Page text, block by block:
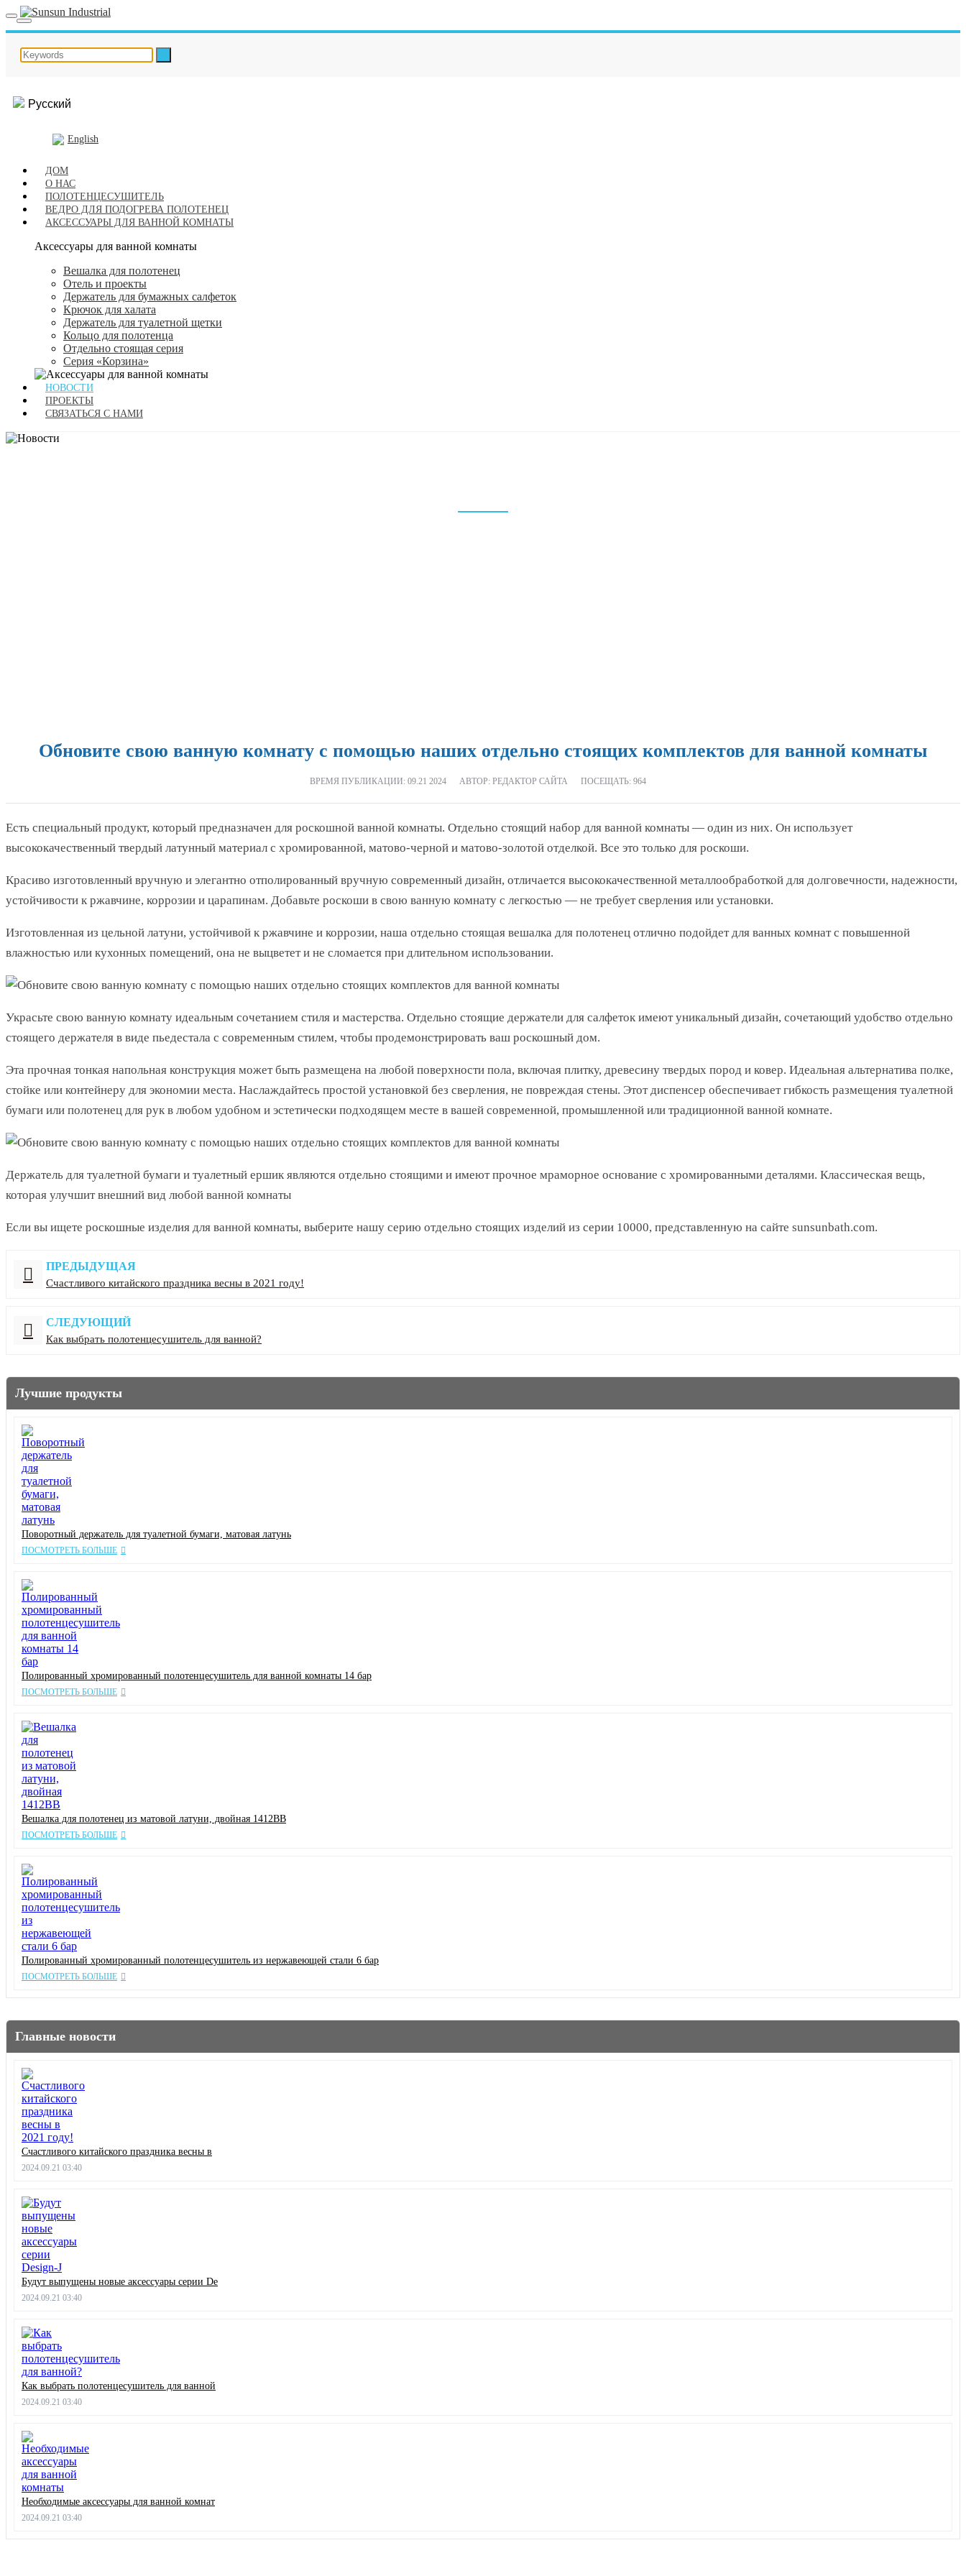
Русский
English
ДОМ
О НАС
ПОЛОТЕНЦЕСУШИТЕЛЬ
ВЕДРО ДЛЯ ПОДОГРЕВА ПОЛОТЕНЕЦ
АКСЕССУАРЫ ДЛЯ ВАННОЙ КОМНАТЫ
Аксессуары для ванной комнаты
Вешалка для полотенец
Отель и проекты
Держатель для бумажных салфеток
Крючок для халата
Держатель для туалетной щетки
Кольцо для полотенца
Отдельно стоящая серия
Серия «Корзина»
НОВОСТИ
ПРОЕКТЫ
СВЯЗАТЬСЯ С НАМИ
Обновите свою ванную комнату с помощью наших отдельно стоящих комплектов для ванной комнаты
ВРЕМЯ ПУБЛИКАЦИИ: 09.21 2024 АВТОР: РЕДАКТОР САЙТА ПОСЕЩАТЬ: 964
Есть специальный продукт, который предназначен для роскошной ванной комнаты. Отдельно стоящий набор для ванной комнаты — один из них. Он использует
высококачественный твердый латунный материал с хромированной, матово-черной и матово-золотой отделкой. Все это только для роскоши.
Красиво изготовленный вручную и элегантно отполированный вручную современный дизайн, отличается высококачественной металлообработкой для долговечности, надежности,
устойчивости к ржавчине, коррозии и царапинам. Добавьте роскоши в свою ванную комнату с легкостью — не требует сверления или установки.
Изготовленная из цельной латуни, устойчивой к ржавчине и коррозии, наша отдельно стоящая вешалка для полотенец отлично подойдет для ванных комнат с повышенной
влажностью или кухонных помещений, она не выцветет и не сломается при длительном использовании.
Украсьте свою ванную комнату идеальным сочетанием стиля и мастерства. Отдельно стоящие держатели для салфеток имеют уникальный дизайн, сочетающий удобство отдельно
стоящего держателя в виде пьедестала с современным стилем, чтобы продемонстрировать ваш роскошный дом.
Эта прочная тонкая напольная конструкция может быть размещена на любой поверхности пола, включая плитку, древесину твердых пород и ковер. Идеальная альтернатива полке,
стойке или контейнеру для экономии места. Наслаждайтесь простой установкой без сверления, не повреждая стены. Этот диспенсер обеспечивает гибкость размещения туалетной
бумаги или полотенец для рук в любом удобном и эстетически подходящем месте в вашей современной, промышленной или традиционной ванной комнате.
Держатель для туалетной бумаги и туалетный ершик являются отдельно стоящими и имеют прочное мраморное основание с хромированными деталями. Классическая вещь,
которая улучшит внешний вид любой ванной комнаты
Если вы ищете роскошные изделия для ванной комнаты, выберите нашу серию отдельно стоящих изделий из серии 10000, представленную на сайте sunsunbath.com.
ПРЕДЫДУЩАЯ
Счастливого китайского праздника весны в 2021 году!
СЛЕДУЮЩИЙ
Как выбрать полотенцесушитель для ванной?
Лучшие продукты
Поворотный держатель для туалетной бумаги, матовая латунь
ПОСМОТРЕТЬ БОЛЬШЕ
Полированный хромированный полотенцесушитель для ванной комнаты 14 бар
ПОСМОТРЕТЬ БОЛЬШЕ
Вешалка для полотенец из матовой латуни, двойная 1412BB
ПОСМОТРЕТЬ БОЛЬШЕ
Полированный хромированный полотенцесушитель из нержавеющей стали 6 бар
ПОСМОТРЕТЬ БОЛЬШЕ
Главные новости
Счастливого китайского праздника весны в
2024.09.21 03:40
Будут выпущены новые аксессуары серии De
2024.09.21 03:40
Как выбрать полотенцесушитель для ванной
2024.09.21 03:40
Необходимые аксессуары для ванной комнат
2024.09.21 03:40